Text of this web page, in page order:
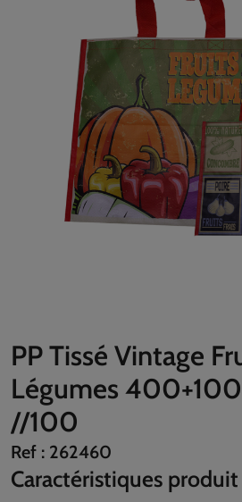
PP Tissé Vintage
Légumes
//100
Ref : 262460
Caractéristiques produit